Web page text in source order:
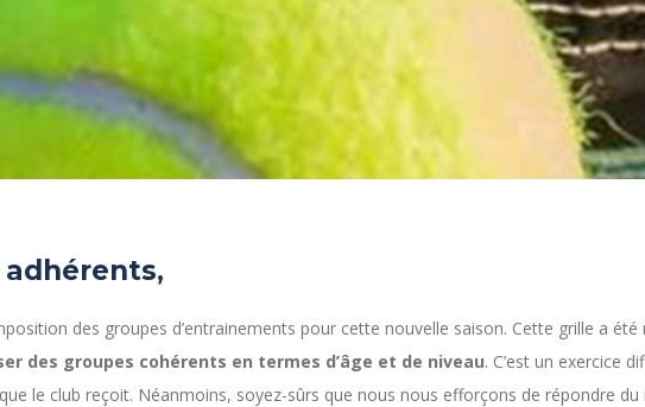
adhérents,
des groupes d’entrainements pour cette nouvelle saison. Cette grille a
des groupes cohérents en termes d’âge et de niveau. C’est un exercice
le club reçoit. Néanmoins, soyez-sûrs que nous nous efforçons de répondre